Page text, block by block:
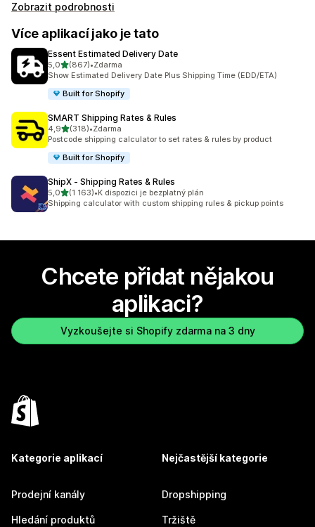
Zobrazit podrobnosti
Více aplikací jako je tato
Essent Estimated Delivery Date
5,0z 5 hvězd
(867)
Celkový počet recenzí: 867
•Zdarma
Show Estimated Delivery Date Plus Shipping Time (EDD/ETA)
Built for Shopify
SMART Shipping Rates & Rules
4,9z 5 hvězd
(318)
Celkový počet recenzí: 318
•Zdarma
Postcode shipping calculator to set rates & rules by product
Built for Shopify
ShipX ‑ Shipping Rates & Rules
5,0z 5 hvězd
(1 163)
Celkový počet recenzí: 1163
•K dispozici je bezplatný plán
Shipping calculator with custom shipping rules & pickup points
Chcete přidat nějakou
aplikaci?
Vyzkoušejte si Shopify zdarma na 3 dny
Kategorie aplikací
Prodejní kanály
Hledání produktů
Nejčastější kategorie
Dropshipping
Tržiště